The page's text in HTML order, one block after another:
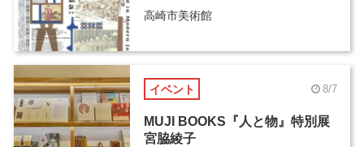
高崎市美術館
イベント 8/7
MUJI BOOKS『人と物』特別展
宮脇綾子